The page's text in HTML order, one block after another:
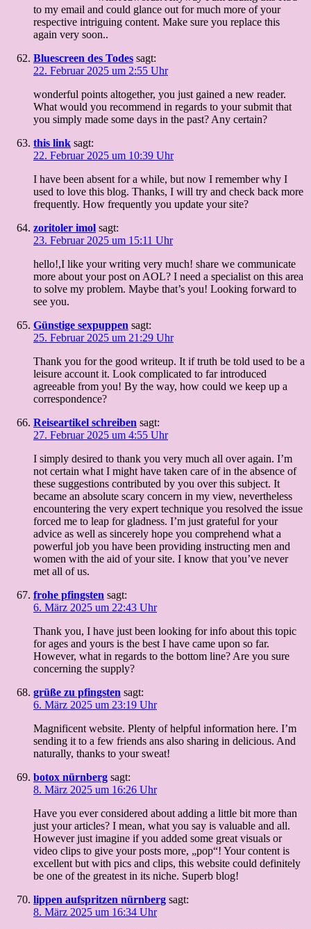
to my email and could glance out for much more of your
respective intriguing content. Make sure you replace this
again very soon..
Bluescreen des Todes sagt:
22. Februar 2025 um 2:55 Uhr
wonderful points altogether, you just gained a new reader.
What would you recommend in regards to your submit that
you simply made some days in the past? Any certain?
this link sagt:
22. Februar 2025 um 10:39 Uhr
I have been absent for a while, but now I remember why I
used to love this blog. Thanks, I will try and check back more
frequently. How frequently you update your site?
zoritoler imol sagt:
23. Februar 2025 um 15:11 Uhr
hello!,I like your writing very much! share we communicate
more about your post on AOL? I need a specialist on this area
to solve my problem. Maybe that’s you! Looking forward to
see you.
Günstige sexpuppen sagt:
25. Februar 2025 um 21:29 Uhr
Thank you for the good writeup. It if truth be told used to be a
leisure account it. Look complicated to far introduced
agreeable from you! By the way, how could we keep up a
correspondence?
Reiseartikel schreiben sagt:
27. Februar 2025 um 4:55 Uhr
I simply desired to thank you very much all over again. I’m
not certain what I might have taken care of in the absence of
these suggestions contributed by you over this subject. It
became an absolute scary concern in my view, nevertheless
encountering the very expert technique you resolved the issue
forced me to leap for gladness. I’m just grateful for your
advice as well as sincerely hope you comprehend what a
powerful job you have been providing instructing men and
women with the aid of your site. I know that you’ve never
met all of us.
frohe pfingsten sagt:
6. März 2025 um 22:43 Uhr
Thank you, I have just been looking for info about this topic
for ages and yours is the best I have came upon so far.
However, what in regards to the bottom line? Are you sure
concerning the supply?
grüße zu pfingsten sagt:
6. März 2025 um 23:19 Uhr
Magnificent website. Plenty of helpful information here. I’m
sending it to a few friends ans also sharing in delicious. And
naturally, thanks to your sweat!
botox nürnberg sagt:
8. März 2025 um 16:26 Uhr
Have you ever considered about adding a little bit more than
just your articles? I mean, what you say is valuable and all.
However just imagine if you added some great visuals or
video clips to give your posts more, „pop“! Your content is
excellent but with pics and clips, this website could definitely
be one of the greatest in its niche. Superb blog!
lippen aufspritzen nürnberg sagt:
8. März 2025 um 16:34 Uhr